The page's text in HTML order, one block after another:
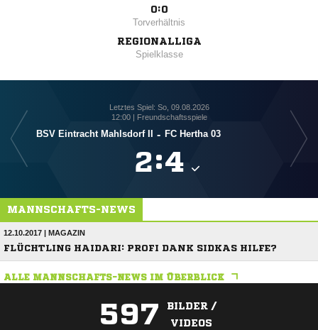
0:0
Torverhältnis
REGIONALLIGA
Spielklasse
Letztes Spiel: So, 09.08.2026
12:00 | Freundschaftsspiele
BSV Eintracht Mahlsdorf II - FC Hertha 03
:
MANNSCHAFTS-NEWS
12.10.2017 | MAGAZIN
FLÜCHTLING HAIDARI: PROFI DANK SIDKAS HILFE?
ALLE MANNSCHAFTS-NEWS IM ÜBERBLICK
597
BILDER /
VIDEOS